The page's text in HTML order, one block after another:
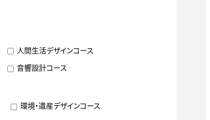
人間生活デザインコース
音響設計コース
環境・遺産デザインコース